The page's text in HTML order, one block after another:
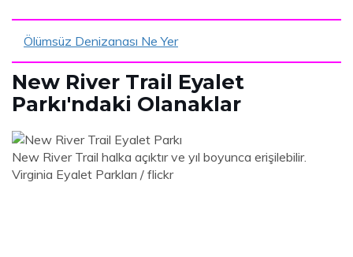
Ölümsüz Denizanası Ne Yer
New River Trail Eyalet
Parkı'ndaki Olanaklar
New River Trail halka açıktır ve yıl boyunca erişilebilir.
Virginia Eyalet Parkları / flickr